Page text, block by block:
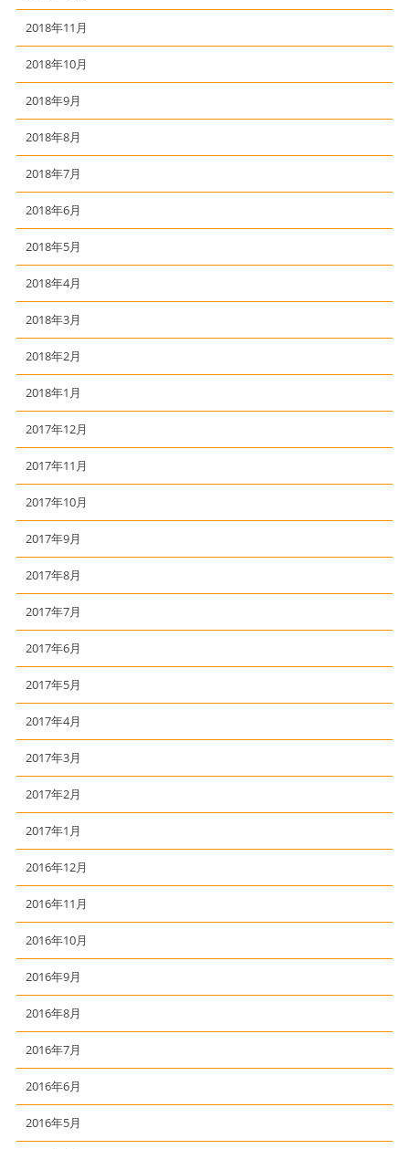
2018年11月
2018年10月
2018年9月
2018年8月
2018年7月
2018年6月
2018年5月
2018年4月
2018年3月
2018年2月
2018年1月
2017年12月
2017年11月
2017年10月
2017年9月
2017年8月
2017年7月
2017年6月
2017年5月
2017年4月
2017年3月
2017年2月
2017年1月
2016年12月
2016年11月
2016年10月
2016年9月
2016年8月
2016年7月
2016年6月
2016年5月